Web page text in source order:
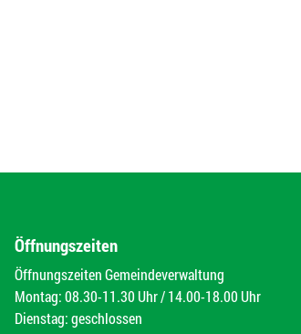
Öffnungszeiten
Öffnungszeiten Gemeindeverwaltung
Montag: 08.30-11.30 Uhr / 14.00-18.00 Uhr
Dienstag: geschlossen